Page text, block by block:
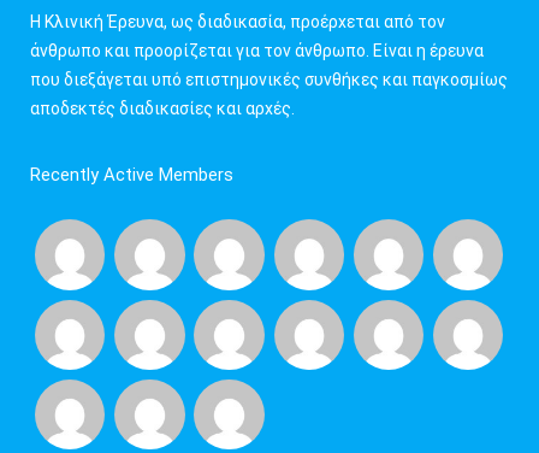
:
Η Κλινική Έρευνα, ως διαδικασία, προέρχεται από τον
άνθρωπο και προορίζεται για τον άνθρωπο. Είναι η έρευνα
που διεξάγεται υπό επιστημονικές συνθήκες και παγκοσμίως
αποδεκτές διαδικασίες και αρχές.
Recently Active Members